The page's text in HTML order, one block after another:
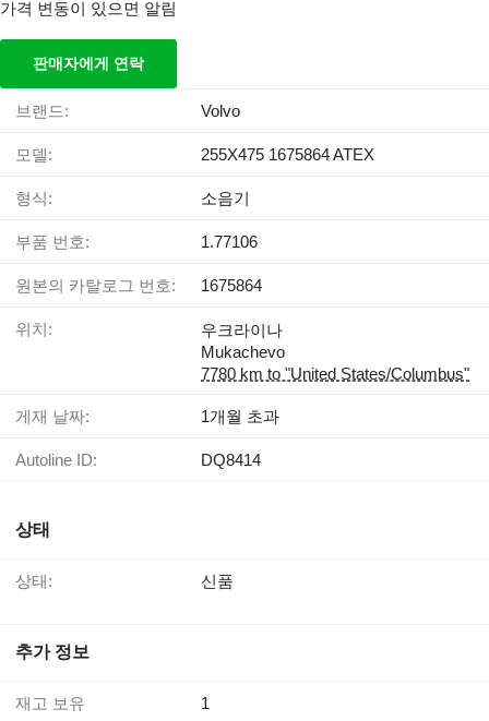
가격 변동이 있으면 알림
판매자에게 연락
브랜드: Volvo
모델: 255X475 1675864 ATEX
형식: 소음기
부품 번호: 1.77106
원본의 카탈로그 번호: 1675864
위치:
우크라이나
Mukachevo
7780 km to "United States/Columbus"
게재 날짜: 1개월 초과
Autoline ID: DQ8414
상태
상태: 신품
추가 정보
재고 보유 1